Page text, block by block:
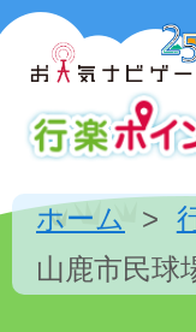
ホーム
山鹿市民球